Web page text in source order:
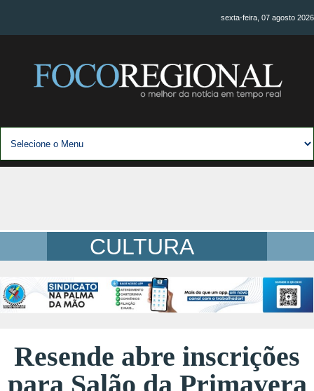
sexta-feira, 07 agosto 2026
CULTURA
Resende abre inscrições
para Salão da Primavera